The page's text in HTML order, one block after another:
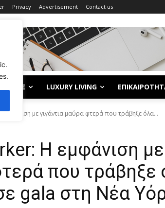
Privacy Advertisement Contact us
LIFE LUXURY LIVING
εμφάνιση με γιγάντια μαύρα φτερά που τράβηξε όλα...
Η εμφάνιση με
που τράβηξε
gala στη Νέα